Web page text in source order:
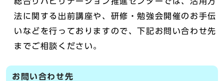
法に関する出前講座や、研修・勉強会開催のお手伝
いなどを行っておりますので、下記お問い合わせ先
までご相談ください。
お問い合わせ先